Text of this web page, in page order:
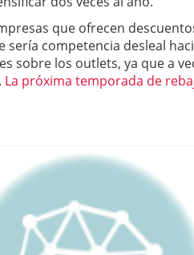
que ofrecen
sería competencia desleal
sobre los outlets, ya que a
La próxima temporada de